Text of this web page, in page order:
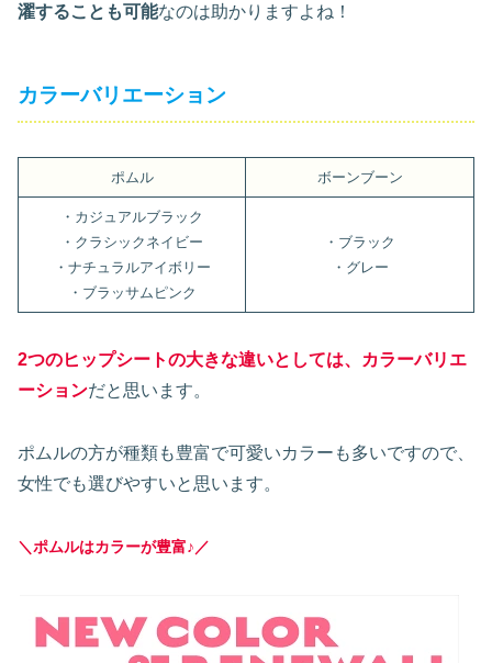
濯することも可能なのは助かりますよね！
カラーバリエーション
ポムル ボーンブーン
・カジュアルブラック
・クラシックネイビー
・ナチュラルアイボリー
・ブラッサムピンク
・ブラック
・グレー
2つのヒップシートの大きな違いとしては、カラーバリエ
ーションだと思います。
ポムルの方が種類も豊富で可愛いカラーも多いですので、
女性でも選びやすいと思います。
＼ポムルはカラーが豊富♪／